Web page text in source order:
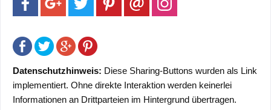
Datenschutzhinweis: Diese Sharing-Buttons wurden als Link
implementiert. Ohne direkte Interaktion werden keinerlei
Informationen an Drittparteien im Hintergrund übertragen.